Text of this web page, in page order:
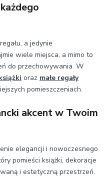
a jedynie
wiele miejsca, a mimo to
do przechowywania. W
oraz małe regały
pomieszczeniach.
akcent w Twoim
elegancji i nowoczesnego
pomieści książki, dekoracje
i estetyczną przestrzeń.